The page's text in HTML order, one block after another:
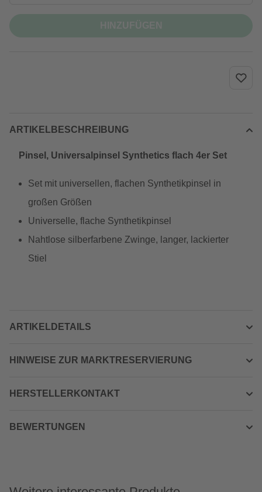
ARTIKELBESCHREIBUNG
Pinsel, Universalpinsel Synthetics flach 4er Set
Set mit universellen, flachen Synthetikpinsel in
großen Größen
Universelle, flache Synthetikpinsel
Nahtlose silberfarbene Zwinge, langer, lackierter
Stiel
ARTIKELDETAILS
HINWEISE ZUR MARKTRESERVIERUNG
HERSTELLERKONTAKT
BEWERTUNGEN